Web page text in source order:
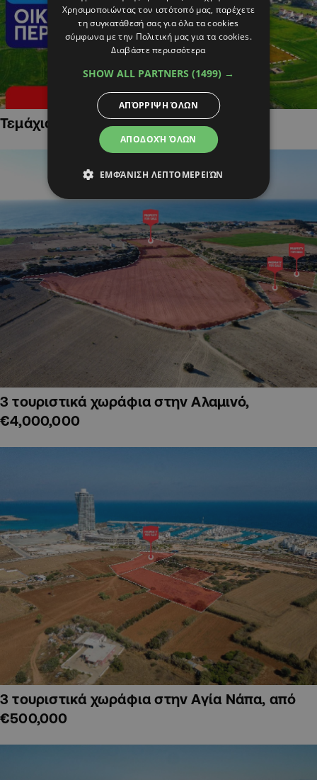
Τεμάχια Γης σε Οικιστικές Περιοχές
3 τουριστικά χωράφια στην Αλαμινό,
€4,000,000
3 τουριστικά χωράφια στην Αγία Νάπα, από
€500,000
Χρησιμοποιώντας τον ιστότοπό μας, παρέχετε
τη συγκατάθεσή σας για όλα τα cookies
σύμφωνα με την Πολιτική μας για τα cookies.
Διαβάστε περισσότερα
SHOW ALL PARTNERS (1499) →
ΑΠΟΔΟΧΉ ΌΛΩΝ
ΑΠΌΡΡΙΨΗ ΌΛΩΝ
ΕΜΦΆΝΙΣΗ ΛΕΠΤΟΜΕΡΕΙΏΝ